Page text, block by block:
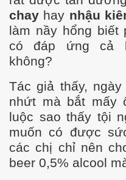
chay hay nhậu
làm nầy hổng biết
có đáp ứng cả
không?
Tác giả thấy,
nhứt mà bắt mấy
luộc sao thấy tội
muốn có được
các chị chỉ nên
beer 0,5% alcool